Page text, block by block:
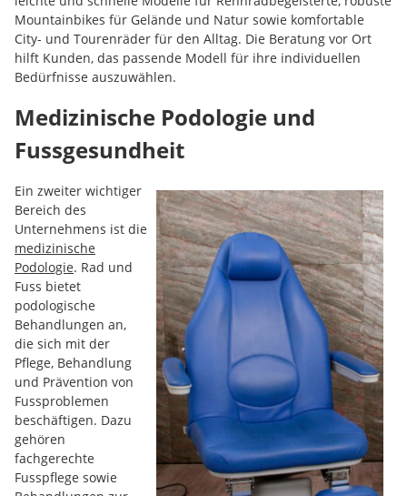
Mountainbikes für Gelände und Natur sowie komfortable
City- und Tourenräder für den Alltag. Die Beratung vor Ort
hilft Kunden, das passende Modell für ihre individuellen
Bedürfnisse auszuwählen.
Medizinische Podologie und
Fussgesundheit
Ein zweiter wichtiger
Bereich des
Unternehmens ist die
medizinische
Podologie. Rad und
Fuss bietet
podologische
Behandlungen an,
die sich mit der
Pflege, Behandlung
und Prävention von
Fussproblemen
beschäftigen. Dazu
gehören
fachgerechte
Fusspflege sowie